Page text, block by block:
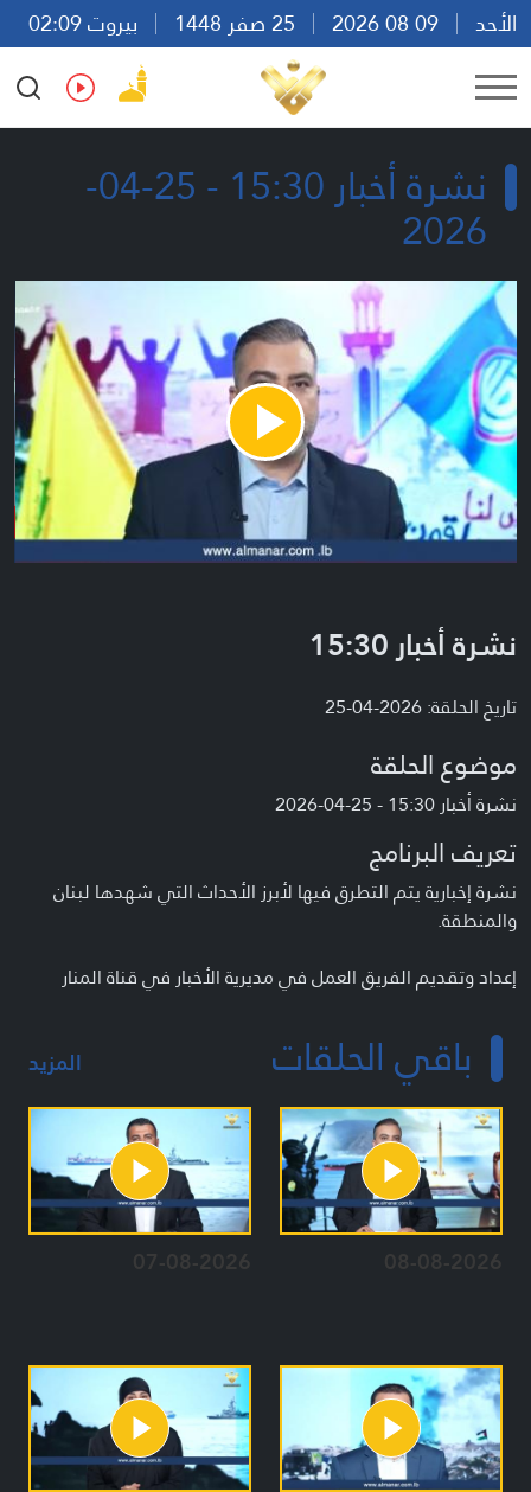
الأحد
بيروت 02:09
Ar
En Fr Es
نشرة أخبار 15:30 - 25-04-
2026
Play
Video
نشرة أخبار 15:30
تاريخ الحلقة: 2026-04-25
موضوع الحلقة
نشرة أخبار 15:30 - 25-04-2026
تعريف البرنامج
نشرة إخبارية يتم التطرق فيها لأبرز الأحداث التي شهدها لبنان
والمنطقة.
إعداد وتقديم الفريق العمل في مديرية الأخبار في قناة المنار
باقي الحلقات المزيد
08-08-2026
07-08-2026